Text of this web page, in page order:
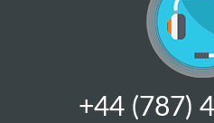
+44 (787)